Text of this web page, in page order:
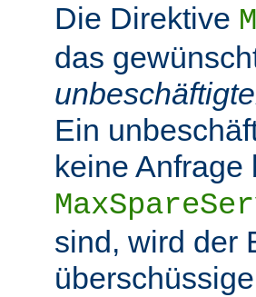
Die Direktive
das
Ein
keine Anfrage
sind, wird der